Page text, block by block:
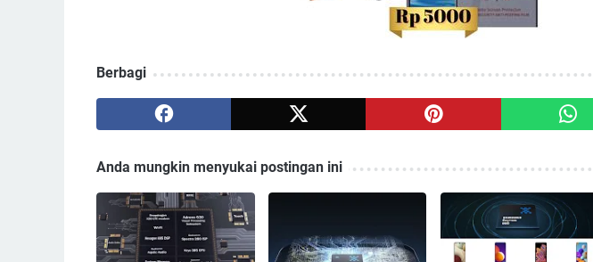
Berbagi
Anda mungkin menyukai postingan ini